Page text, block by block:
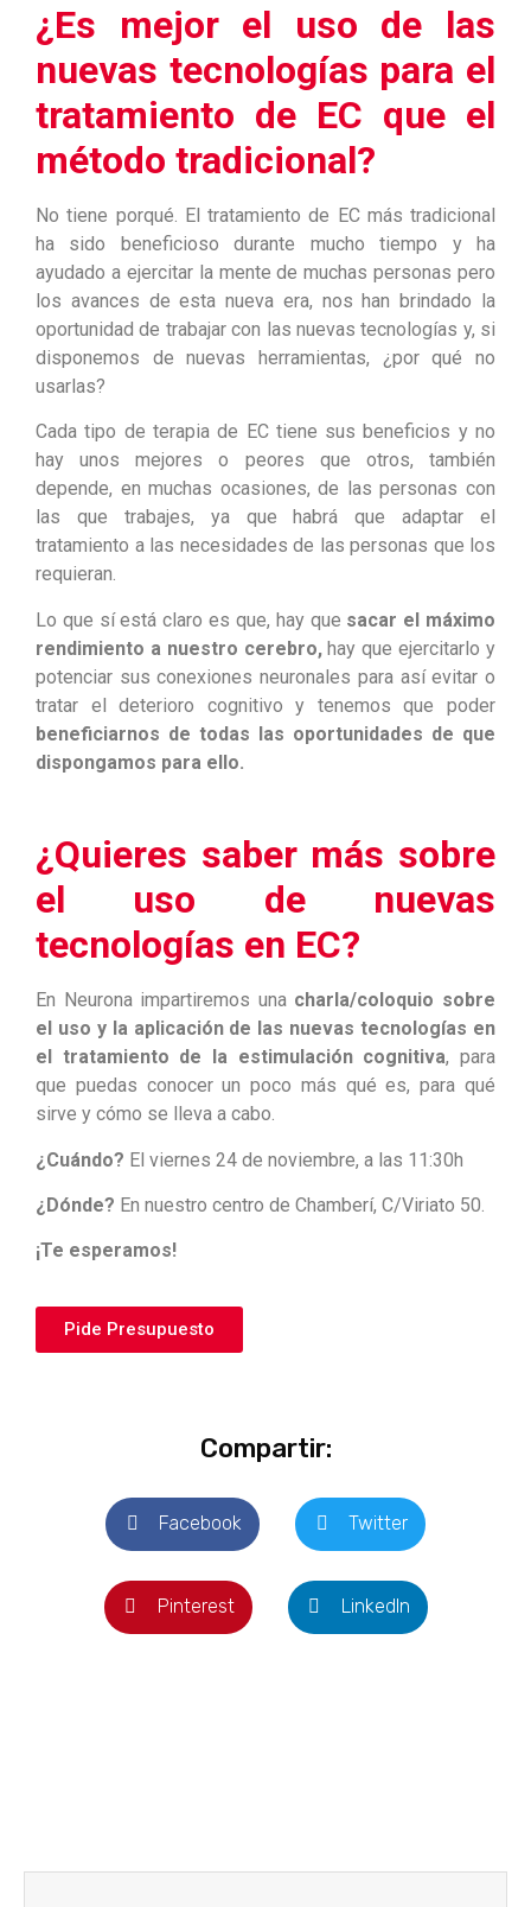
¿Es mejor el uso de las
nuevas tecnologías para el
tratamiento de EC que el
método tradicional?
No tiene porqué. El tratamiento de EC más tradicional
ha sido beneficioso durante mucho tiempo y ha
ayudado a ejercitar la mente de muchas personas pero
los avances de esta nueva era, nos han brindado la
oportunidad de trabajar con las nuevas tecnologías y, si
disponemos de nuevas herramientas, ¿por qué no
usarlas?
Cada tipo de terapia de EC tiene sus beneficios y no
hay unos mejores o peores que otros, también
depende, en muchas ocasiones, de las personas con
las que trabajes, ya que habrá que adaptar el
tratamiento a las necesidades de las personas que los
requieran.
Lo que sí está claro es que, hay que sacar el máximo
rendimiento a nuestro cerebro,hay que ejercitarlo y
potenciar sus conexiones neuronales para así evitar o
tratar el deterioro cognitivo y tenemos que poder
beneficiarnos de todas las oportunidades de que
dispongamos para ello.
¿Quieres saber más sobre
el uso de nuevas
tecnologías en EC?
En Neurona impartiremos una charla/coloquio sobre
el uso y la aplicación de las nuevas tecnologías en
el tratamiento de la estimulación cognitiva, para
que puedas conocer un poco más qué es, para qué
sirve y cómo se lleva a cabo.
¿Cuándo? El viernes 24 de noviembre, a las 11:30h
¿Dónde? En nuestro centro de Chamberí, C/Viriato 50.
¡Te esperamos!
Pide Presupuesto
Compartir:
Facebook Twitter
Pinterest LinkedIn